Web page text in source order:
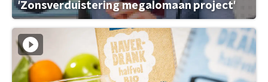
'Zonsverduistering megalomaan project'